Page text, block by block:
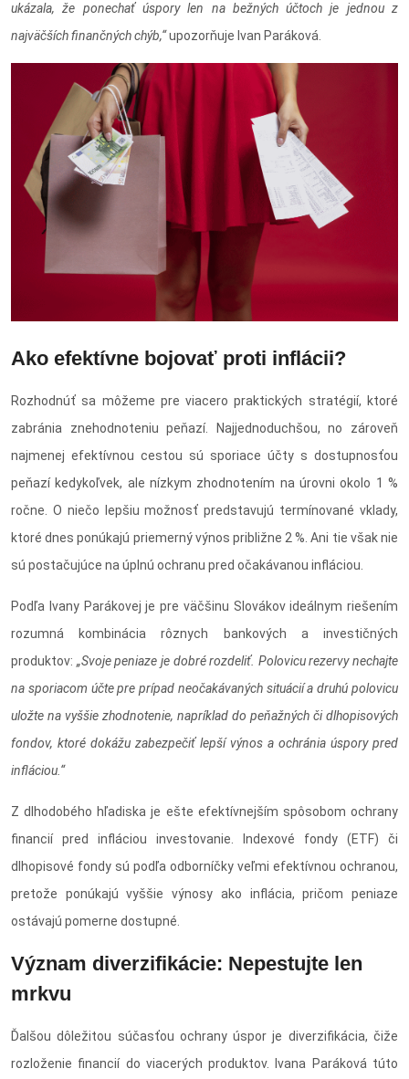
ukázala, že ponechať úspory len na bežných účtoch je jednou z
najväčších finančných chýb,“upozorňuje Ivan Paráková.
Ako efektívne bojovať proti inflácii?
Rozhodnúť sa môžeme pre viacero praktických stratégií, ktoré
zabránia znehodnoteniu peňazí. Najjednoduchšou, no zároveň
najmenej efektívnou cestou sú sporiace účty s dostupnosťou
peňazí kedykoľvek, ale nízkym zhodnotením na úrovni okolo 1 %
ročne. O niečo lepšiu možnosť predstavujú termínované vklady,
ktoré dnes ponúkajú priemerný výnos približne 2 %. Ani tie však nie
sú postačujúce na úplnú ochranu pred očakávanou infláciou.
Podľa Ivany Parákovej je pre väčšinu Slovákov ideálnym riešením
rozumná kombinácia rôznych bankových a investičných
produktov: „Svoje peniaze je dobré rozdeliť. Polovicu rezervy nechajte
na sporiacom účte pre prípad neočakávaných situácií a druhú polovicu
uložte na vyššie zhodnotenie, napríklad do peňažných či dlhopisových
fondov, ktoré dokážu zabezpečiť lepší výnos a ochránia úspory pred
infláciou.“
Z dlhodobého hľadiska je ešte efektívnejším spôsobom ochrany
financií pred infláciou investovanie. Indexové fondy (ETF) či
dlhopisové fondy sú podľa odborníčky veľmi efektívnou ochranou,
pretože ponúkajú vyššie výnosy ako inflácia, pričom peniaze
ostávajú pomerne dostupné.
Význam diverzifikácie: Nepestujte len
mrkvu
Ďalšou dôležitou súčasťou ochrany úspor je diverzifikácia, čiže
rozloženie financií do viacerých produktov. Ivana Paráková túto